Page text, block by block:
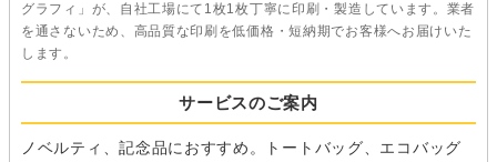
グラフィ」が、自社工場にて1枚1枚丁寧に印刷・製造しています。業者
を通さないため、高品質な印刷を低価格・短納期でお客様へお届けいた
します。
サービスのご案内
ノベルティ、記念品におすすめ。トートバッグ、エコバッグ